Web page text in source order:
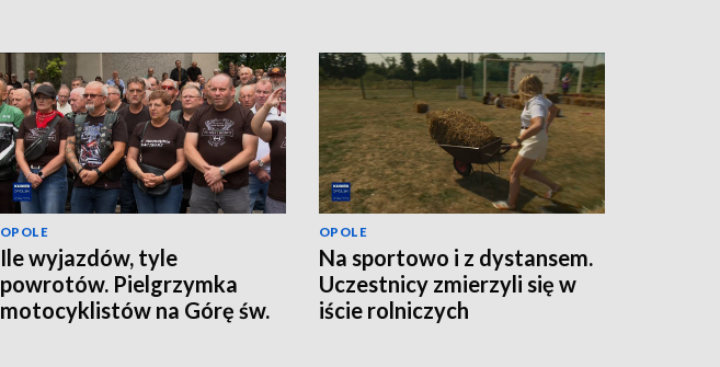
OPOLE
Ile wyjazdów, tyle
powrotów. Pielgrzymka
motocyklistów na Górę św.
OPOLE
Na sportowo i z dystansem.
Uczestnicy zmierzyli się w
iście rolniczych